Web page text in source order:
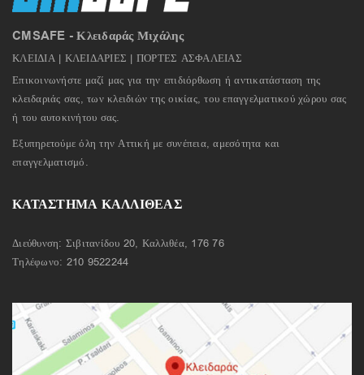
CMSAFE - Κλειδαράς Μιχάλης
ΚΛΕΙΔΙΑ | ΚΛΕΙΔΑΡΙΕΣ | ΠΟΡΤΕΣ ΑΣΦΑΛΕΙΑΣ
Επικοινωνήστε μαζί μας για την επιδιόρθωση ή αντικατάσταση της
κλειδαριάς σας, των κλειδιών της οικίας, του επαγγελματικού χώρου σας
ή του αυτοκινήτου σας.
Εξυπηρετούμε όλη την Αττική με συνέπεια, αμεσότητα και
επαγγελματισμό.
ΚΑΤΑΣΤΗΜΑ ΚΑΛΛΙΘΕΑΣ
Διεύθυνση: Σιβιτανίδου 20, Καλλιθέα, 176 76
Τηλέφωνο: 210 9522244